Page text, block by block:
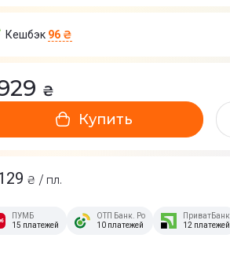
Кешбэк 96 ₴
₴
Купить
₴ / пл.
ПУМБ
15 платежей
ОТП Банк. Розстрочка Скибочка.
10 платежей
ПриватБанк
12 платежей